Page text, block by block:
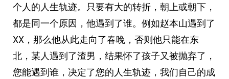
个人的人生轨迹。只要有大的转折，朝上或朝下，
都是同一个原因，他遇到了谁。例如赵本山遇到了
XX，那么他从此走向了春晚，否则他只能在东
北，某人遇到了渣男，结果怀了孩子又被抛弃了，
您能遇到谁，决定了您的人生轨迹，我们自己的成